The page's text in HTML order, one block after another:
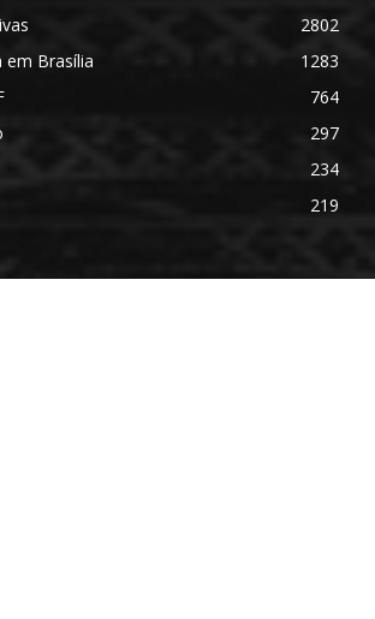
2802
Brasília
1283
764
297
234
219